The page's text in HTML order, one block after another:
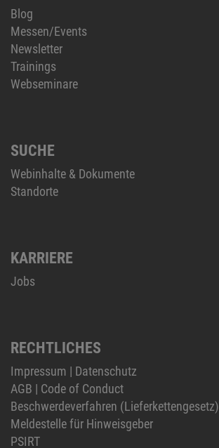
Blog
Messen/Events
Newsletter
Trainings
Webseminare
SUCHE
Webinhalte & Dokumente
Standorte
KARRIERE
Jobs
RECHTLICHES
Impressum | Datenschutz
AGB | Code of Conduct
Beschwerdeverfahren (Lieferkettengesetz)
Meldestelle für Hinweisgeber
PSIRT